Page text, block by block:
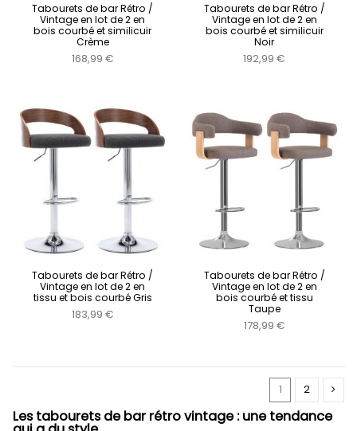
Tabourets de bar Rétro /
Vintage en lot de 2 en
bois courbé et similicuir
Crème
168,99 €
Tabourets de bar Rétro /
Vintage en lot de 2 en
bois courbé et similicuir
Noir
192,99 €
Tabourets de bar Rétro /
Vintage en lot de 2 en
tissu et bois courbé Gris
183,99 €
Tabourets de bar Rétro /
Vintage en lot de 2 en
bois courbé et tissu
Taupe
178,99 €
1 2
Les tabourets de bar rétro vintage : une tendance